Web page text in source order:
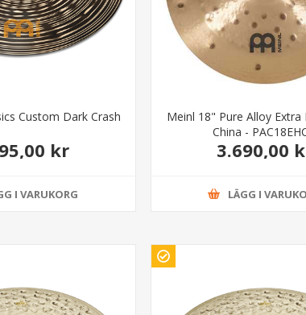
Custom Dark Crash
kr
I VARUKORG
Meinl 18" Pure Alloy Extra
China -
3.690,00
LÄGG I